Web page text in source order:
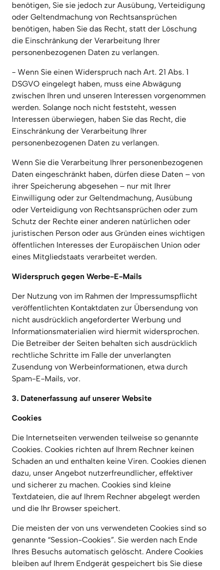
benötigen, Sie sie jedoch zur Ausübung, Verteidigung
oder Geltendmachung von Rechtsansprüchen
benötigen, haben Sie das Recht, statt der Löschung
die Einschränkung der Verarbeitung Ihrer
personenbezogenen Daten zu verlangen.
- Wenn Sie einen Widerspruch nach Art. 21 Abs. 1
DSGVO eingelegt haben, muss eine Abwägung
zwischen Ihren und unseren Interessen vorgenommen
werden. Solange noch nicht feststeht, wessen
Interessen überwiegen, haben Sie das Recht, die
Einschränkung der Verarbeitung Ihrer
personenbezogenen Daten zu verlangen.
Wenn Sie die Verarbeitung Ihrer personenbezogenen
Daten eingeschränkt haben, dürfen diese Daten – von
ihrer Speicherung abgesehen – nur mit Ihrer
Einwilligung oder zur Geltendmachung, Ausübung
oder Verteidigung von Rechtsansprüchen oder zum
Schutz der Rechte einer anderen natürlichen oder
juristischen Person oder aus Gründen eines wichtigen
öffentlichen Interesses der Europäischen Union oder
eines Mitgliedstaats verarbeitet werden.
Widerspruch gegen Werbe-E-Mails
Der Nutzung von im Rahmen der Impressumspflicht
veröffentlichten Kontaktdaten zur Übersendung von
nicht ausdrücklich angeforderter Werbung und
Informationsmaterialien wird hiermit widersprochen.
Die Betreiber der Seiten behalten sich ausdrücklich
rechtliche Schritte im Falle der unverlangten
Zusendung von Werbeinformationen, etwa durch
Spam-E-Mails, vor.
3. Datenerfassung auf unserer Website
Cookies
Die Internetseiten verwenden teilweise so genannte
Cookies. Cookies richten auf Ihrem Rechner keinen
Schaden an und enthalten keine Viren. Cookies dienen
dazu, unser Angebot nutzerfreundlicher, effektiver
und sicherer zu machen. Cookies sind kleine
Textdateien, die auf Ihrem Rechner abgelegt werden
und die Ihr Browser speichert.
Die meisten der von uns verwendeten Cookies sind so
genannte “Session-Cookies”. Sie werden nach Ende
Ihres Besuchs automatisch gelöscht. Andere Cookies
bleiben auf Ihrem Endgerät gespeichert bis Sie diese